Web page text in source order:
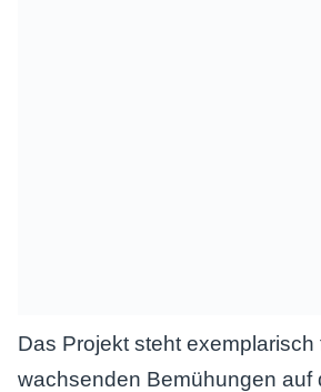
Das Projekt steht exemplarisch
wachsenden Bemühungen auf